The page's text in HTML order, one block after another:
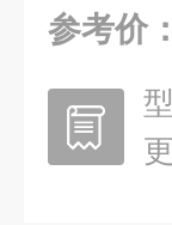
参考价：